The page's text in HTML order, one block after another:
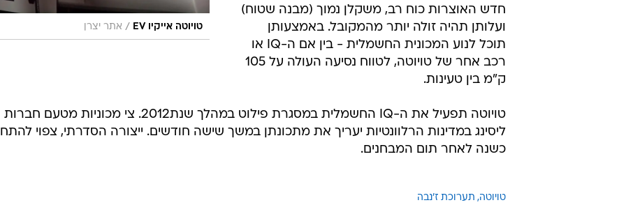
טויוטה אייקיו EV / אתר יצרן
חדש האוצרות כוח רב, משקלן נמוך (מבנה שטוח)
ועלותן תהיה זולה יותר מהמקובל. באמצעותן
תוכל לנוע המכונית החשמלית - בין אם ה-IQ או
רכב אחר של טויוטה, לטווח נסיעה העולה על 105
ק"מ בין טעינות.
טויוטה תפעיל את ה-IQ החשמלית במסגרת פילוט במהלך שנת2012. צי מכוניות מטעם חברות
ליסינג במדינות הרלוונטיות יעריך את מתכונתן במשך שישה חודשים. ייצורה הסדרתי, צפוי
כשנה לאחר תום המבחנים.
טויוטה תערוכת ז'נבה